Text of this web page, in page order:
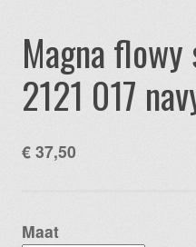
Magna
2121 017
€ 37,50
Maat